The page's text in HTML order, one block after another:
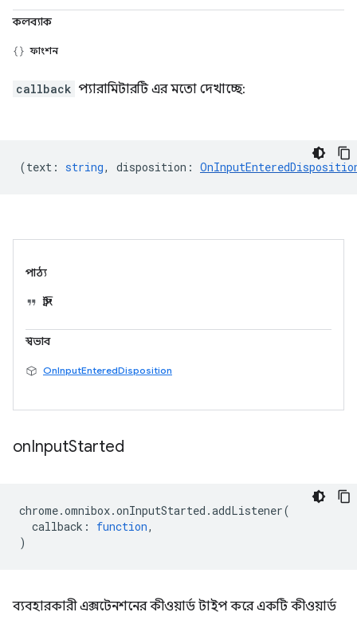
কলব্যাক
ফাংশন
callback প্যারামিটারটি এর মতো দেখাচ্ছে:
(text : string, disposition :
পাঠ্য
স্ট্রিং
স্বভাব
OnInputEnteredDisposition
onInputStarted
chrome.omnibox.onInputStarted .addListener(
callback : function,
)
ব্যবহারকারী এক্সটেনশনের কীওয়ার্ড টাইপ করে একটি কীওয়ার্ড